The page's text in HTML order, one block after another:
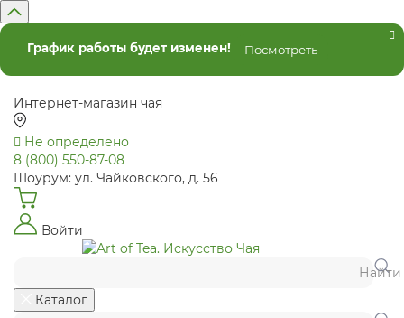
График работы будет изменен! Посмотреть
Интернет-магазин чая
Не определено
8 (800) 550-87-08
Шоурум: ул. Чайковского, д. 56
Войти
Найти
Каталог